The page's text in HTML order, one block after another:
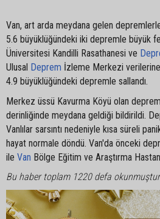
Van, art arda meydana gelen
5.6 büyüklüğündeki iki depremle büyük
Üniversitesi Kandilli Rasathanesi ve
Ulusal Deprem İzleme Merkezi
4.9 büyüklüğündeki depremle sallandı.
Merkez üssü Kavurma Köyü olan
derinliğinde meydana geldiği bildirildi.
Vanlılar sarsıntı nedeniyle kısa süreli
hayat normale döndü. Van'da önceki
ile Van Bölge Eğitim ve Araştırma
Bu haber toplam 1220 defa okunmuştur